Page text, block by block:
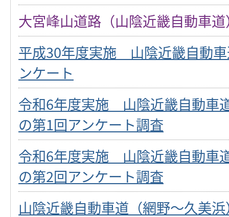
大宮峰山道路（山陰近畿自動車
平成30年度実施 山陰近畿自動
ンケート
令和6年度実施 山陰近畿自動車
の第1回アンケート調査
令和6年度実施 山陰近畿自動車
の第2回アンケート調査
山陰近畿自動車道（網野～久美